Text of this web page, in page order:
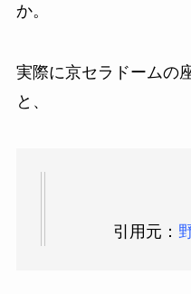
か。
実際に京セラドームの
と、
引用元：